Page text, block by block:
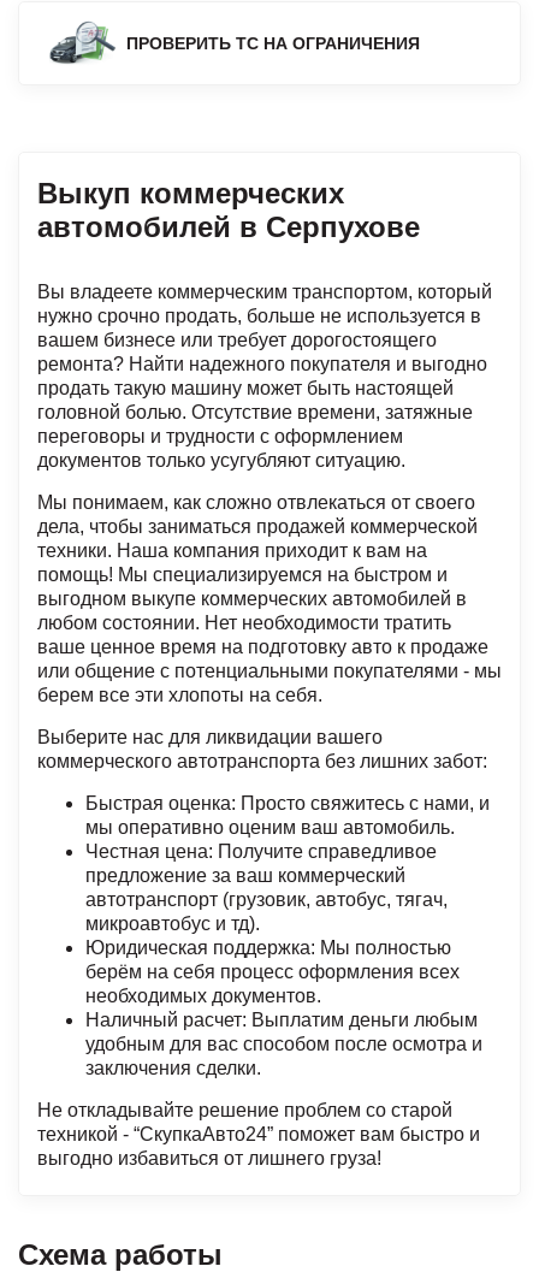
Выкуп коммерческих
автомобилей в Серпухове
Вы владеете коммерческим транспортом, который
нужно срочно продать, больше не используется в
вашем бизнесе или требует дорогостоящего
ремонта? Найти надежного покупателя и выгодно
продать такую машину может быть настоящей
головной болью. Отсутствие времени, затяжные
переговоры и трудности с оформлением
документов только усугубляют ситуацию.
Мы понимаем, как сложно отвлекаться от своего
дела, чтобы заниматься продажей коммерческой
техники. Наша компания приходит к вам на
помощь! Мы специализируемся на быстром и
выгодном выкупе коммерческих автомобилей в
любом состоянии. Нет необходимости тратить
ваше ценное время на подготовку авто к продаже
или общение с потенциальными покупателями - мы
берем все эти хлопоты на себя.
Выберите нас для ликвидации вашего
коммерческого автотранспорта без лишних забот:
Быстрая оценка: Просто свяжитесь с нами, и
мы оперативно оценим ваш автомобиль.
Честная цена: Получите справедливое
предложение за ваш коммерческий
автотранспорт (грузовик, автобус, тягач,
микроавтобус и тд).
Юридическая поддержка: Мы полностью
берём на себя процесс оформления всех
необходимых документов.
Наличный расчет: Выплатим деньги любым
удобным для вас способом после осмотра и
заключения сделки.
Не откладывайте решение проблем со старой
техникой - “СкупкаАвто24” поможет вам быстро и
выгодно избавиться от лишнего груза!
Схема работы
ПРОВЕРИТЬ ТС НА ОГРАНИЧЕНИЯ